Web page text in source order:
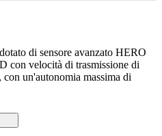
di sensore avanzato HERO
con velocità di trasmissione di
un'autonomia massima di